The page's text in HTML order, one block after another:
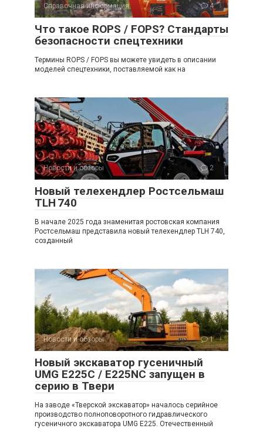
Справочная информация 4
Что такое ROPS / FOPS? Стандарты
безопасности спецтехники
Термины ROPS / FOPS вы можете увидеть в описании
моделей спецтехники, поставляемой как на
Новости и обзоры 2
Новый телехендлер Ростсельмаш
TLH 740
В начале 2025 года знаменитая ростовская компания
Ростсельмаш представила новый телехендлер TLH 740,
созданный
Новости и обзоры 1
Новый экскаватор гусеничный
UMG E225C / E225NC запущен в
серию в Твери
На заводе «Тверской экскаватор» началось серийное
производство полноповоротного гидравлического
гусеничного экскаватора UMG E225. Отечественный